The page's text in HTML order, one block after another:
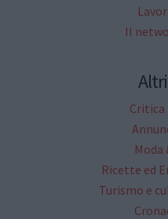
Il
Moda
Ricette ed
Turismo e